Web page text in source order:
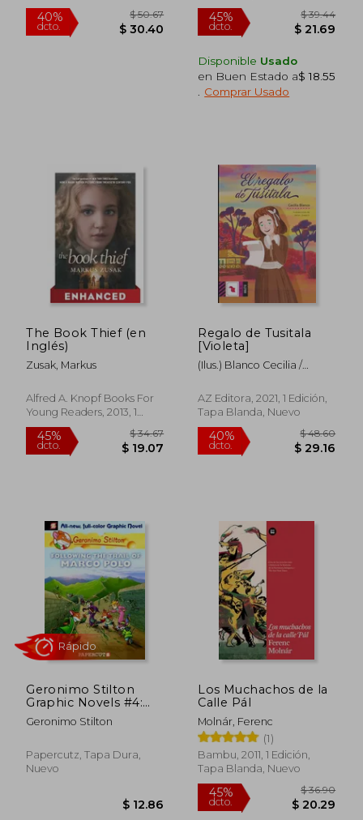
Disponible Usado
en Buen Estado a$ 18.55
Comprar Usado
The Book Thief (en
Inglés)
Zusak, Markus
Alfred A. Knopf Books For
Young Readers, 2013, 1
Edición, Tapa Blanda,
Nuevo
45%
dcto.
$ 34.67
$ 19.07
Regalo de Tusitala
[Violeta]
(Ilus.) Blanco Cecilia /
AZ Editora, 2021, 1 Edición,
Tapa Blanda, Nuevo
40%
dcto.
Geronimo Stilton
Graphic Novels #4:
Following the Trail of
Marco Polo (en
Geronimo Stilton
Papercutz, Tapa Dura,
Nuevo
Los Muchachos de la
Calle Pál
Molnár, Ferenc
(1)
Bambu, 2011, 1 Edición,
Tapa Blanda, Nuevo